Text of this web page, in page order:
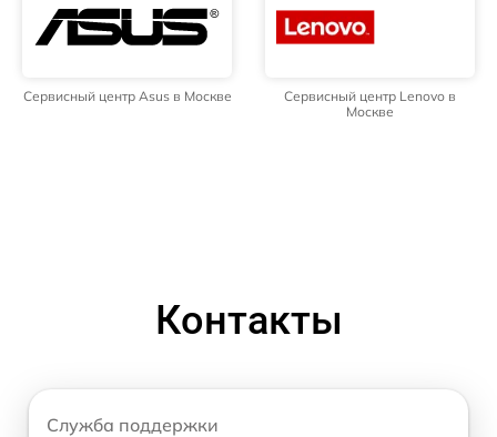
Сервисный центр Asus в Москве
Сервисный центр Lenovo в
Москве
Контакты
Служба поддержки